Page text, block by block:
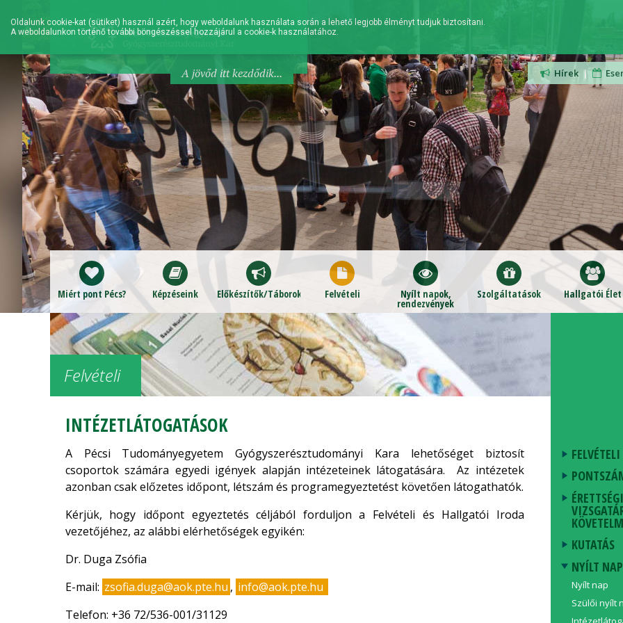
Hírek|
A jövőd itt kezdődik...
Miért pont Pécs? Képzéseink Előkészítők/Táborok Felvételi Nyílt napok,
rendezvények
Szolgáltatások Hallgatói Élet
Felvételi
INTÉZETLÁTOGATÁSOK
A Pécsi Tudományegyetem Gyógyszerésztudományi Kara lehetőséget biztosít
csoportok számára egyedi igények alapján intézeteinek látogatására. Az intézetek
azonban csak előzetes időpont, létszám és programegyeztetést követően látogathatók.
Kérjük, hogy időpont egyeztetés céljából forduljon a Felvételi és Hallgatói Iroda
vezetőjéhez, az alábbi elérhetőségek egyikén:
Dr. Duga Zsófia
E-mail: zsofia.duga@aok.pte.hu , info@aok.pte.hu
Telefon: +36 72/536-001/31129
ÉRETTSÉGI
KUTATÁS
NYÍLT
Nyílt nap
Szülői nyílt
Oldalunk cookie-kat (sütiket) használ azért, hogy weboldalunk használata során a lehető legjobb élményt tudjuk biztosítani.
A weboldalunkon történő további böngészéssel hozzájárul a cookie-k használatához.